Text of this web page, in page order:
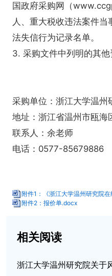
国政府采购网（
人、重大税收违法案件
法失信行为记录名单。
3. 采购文件中列明的其他
采购单位：浙江大学温州
地址：浙江省温州市瓯海
联系人：余老师
电话：0577-85679886
附件1：《浙江大学温州研究院
附件2：报价单.docx
相关阅读